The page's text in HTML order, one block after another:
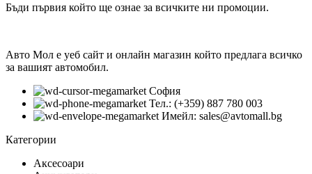
Бъди първия който ще ознае за всичките ни промоции.
Авто Мол е уеб сайт и онлайн магазин който предлага всичко
за вашият автомобил.
София
Тел.: (+359) 887 780 003
Имейл: sales@avtomall.bg
Категории
Аксесоари